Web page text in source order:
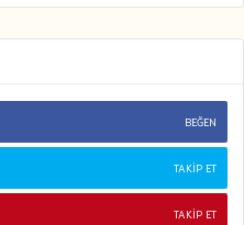
BEĞEN
TAKIP ET
TAKIP ET